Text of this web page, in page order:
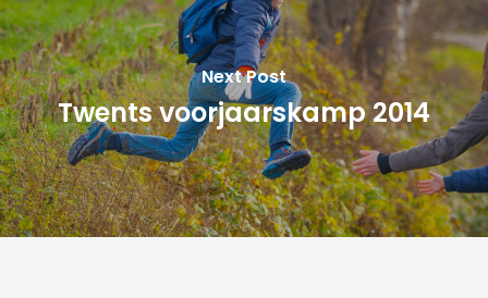
Next Post
Twents voorjaarskamp 2014